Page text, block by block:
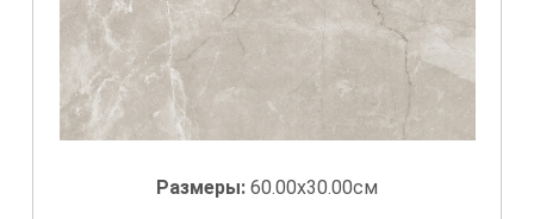
Размеры: 60.00x30.00см